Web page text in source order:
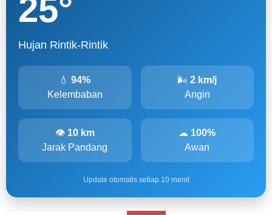
25°
Hujan Rintik-Rintik
💧94%
Kelembaban
🌬2 km/j
Angin
👁 10 km
Jarak Pandang
☁ 100%
Awan
Update otomatis setiap 10 menit